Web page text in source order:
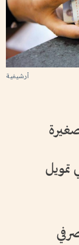
أرشيفية
تمويل